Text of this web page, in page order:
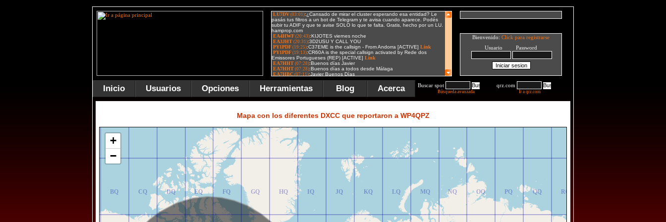
Bienvenido: Click para registrarse
Usuario Password
Inicio Usuarios Opciones Herramientas Blog Acerca Buscar spot
Búsqueda avanzada
qrz.com
Ir a qrz.com
Mapa con los diferentes DXCC que reportaron a WP4QPZ
BQ
BR
CQ
CR
DQ
DR
EQ
ER
FQ
FR
GQ
GR
HQ
HR
IQ
IR
JQ
JR
KQ
KR
LQ
LR
MQ
MR
NQ
NR
OQ
OR
PQ
PR
QQ
QR
RQ
RR
+
−